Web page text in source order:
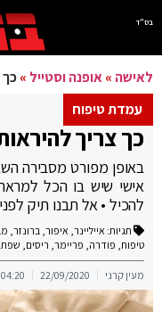
בס"ד
לאישה »אופנה וסטייל »כך
עמדת טיפוח
כך צריך
באופן מפורט מסבירה
אישי שיש בו הכל
להכיל • אל תבנו תיק
תגיות: אייליינר, איפור, ברונזר,
טיפוח, פודרה, פריימר, ריסים,
מעין קרני 22/09/2020
04:20